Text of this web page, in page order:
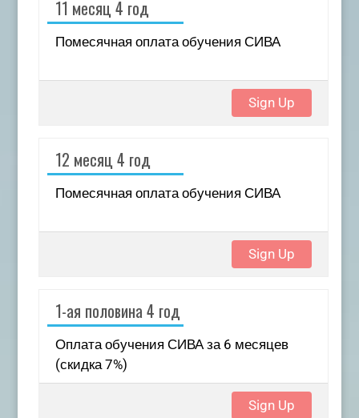
11 месяц 4 год
Помесячная оплата обучения СИВА
Sign Up
12 месяц 4 год
Помесячная оплата обучения СИВА
Sign Up
1-ая половина 4 год
Оплата обучения СИВА за 6 месяцев
(скидка 7%)
Sign Up